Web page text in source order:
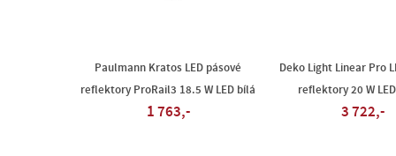
Paulmann Kratos LED pásové
reflektory ProRail3 18.5 W LED bílá
1 763,-
Deko Light Linear Pro
reflektory 20 W
3 722,-